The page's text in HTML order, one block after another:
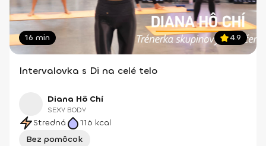
16 min 4.9
Intervalovka s Di na celé telo
Diana Hô Chí
SEXY BODY
Stredná 116 kcal
Bez pomôcok